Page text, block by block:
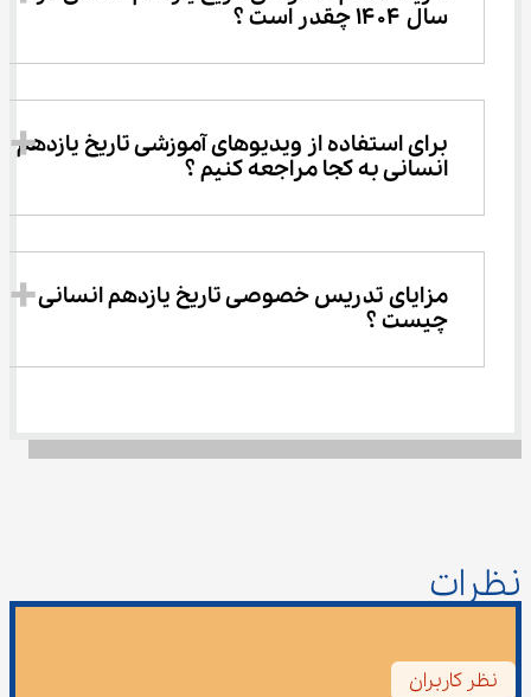
سال ۱۴۰۴ چقدر است ؟
برای استفاده از ویدیوهای آموزشی تاریخ یازدهم
انسانی به کجا مراجعه کنیم ؟
مزایای تدریس خصوصی تاریخ یازدهم انسانی
چیست ؟
نظرات
نظر کاربران